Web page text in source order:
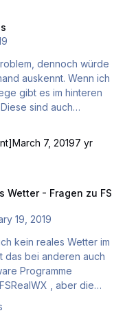
Wenn ich
gibt es im hinteren
sind auch
Ankunftsflughafen zB
den Containern Fraport
Losch zB auch beim ausladen auslädt? LG
March 7, 20197 yr
Wetter - Fragen zu FS
19, 2019
, aber die
Meine
Payware Addon "FS